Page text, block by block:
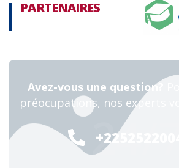
PARTENAIRES
Avez-vous une question?
préocupations, nos experts
24/7